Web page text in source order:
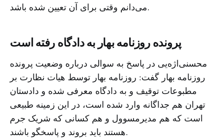
می‌دانم وقتی برای آن تعیین شده باشد.
پرونده روزنامه بهار به دادگاه رفته است
محسنی‌اژه‌یی در پاسخ به سوالی درباره وضعیت پرونده
روزنامه بهار گفت: روزنامه بهار توسط هیات نظارت بر
مطبوعات توقیف و به دادگاه معرفی شده و دادستان
تهران هم جداگانه وارد شده است، در این زمینه طبیعی
است که هم مدیرمسوول و هم کسانی که شریک جرم
هستند باید بروند و پاسخگو باشند.